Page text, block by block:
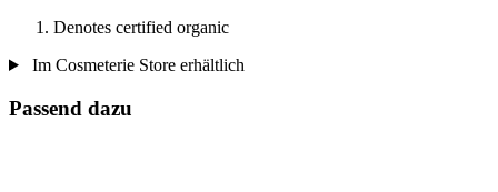
Denotes certified organic
Im Cosmeterie Store erhältlich
Passend dazu